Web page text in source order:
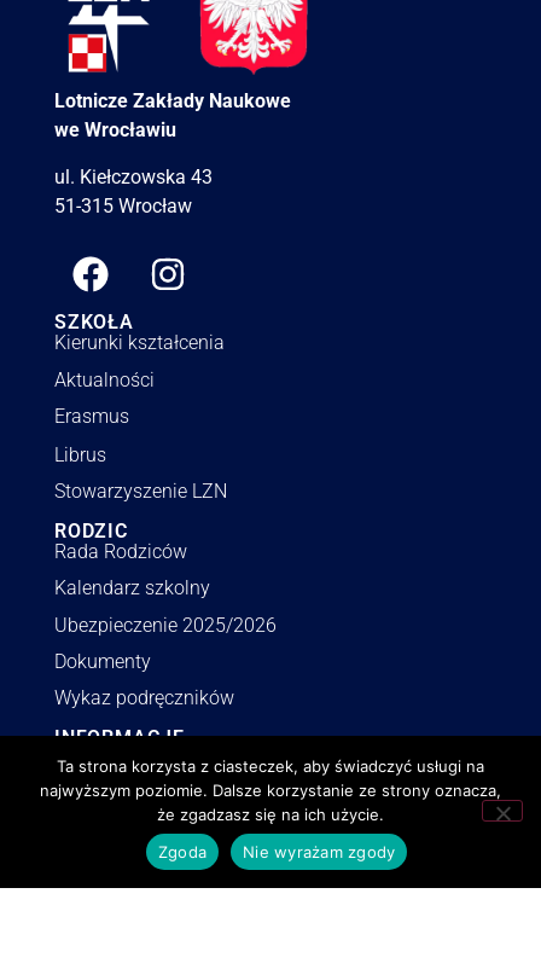
Lotnicze Zakłady Naukowe
we Wrocławiu
ul. Kiełczowska 43
51-315 Wrocław
SZKOŁA
Kierunki kształcenia
Aktualności
Erasmus
Librus
Stowarzyszenie LZN
RODZIC
Rada Rodziców
Kalendarz szkolny
Ubezpieczenie 2025/2026
Dokumenty
Wykaz podręczników
INFORMACJE
Polityka RODO
Deklaracja dostępności
Polityka o cookies
Ta strona korzysta z ciasteczek, aby świadczyć usługi na
najwyższym poziomie. Dalsze korzystanie ze strony oznacza,
że zgadzasz się na ich użycie.
Zgoda
Nie wyrażam zgody